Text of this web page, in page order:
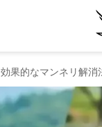
効果的なマンネリ解消